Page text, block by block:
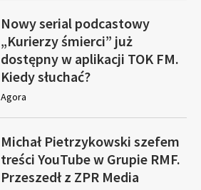
Nowy serial podcastowy
„Kurierzy śmierci” już
dostępny w aplikacji TOK FM.
Kiedy słuchać?
Agora
Michał Pietrzykowski szefem
treści YouTube w Grupie RMF.
Przeszedł z ZPR Media